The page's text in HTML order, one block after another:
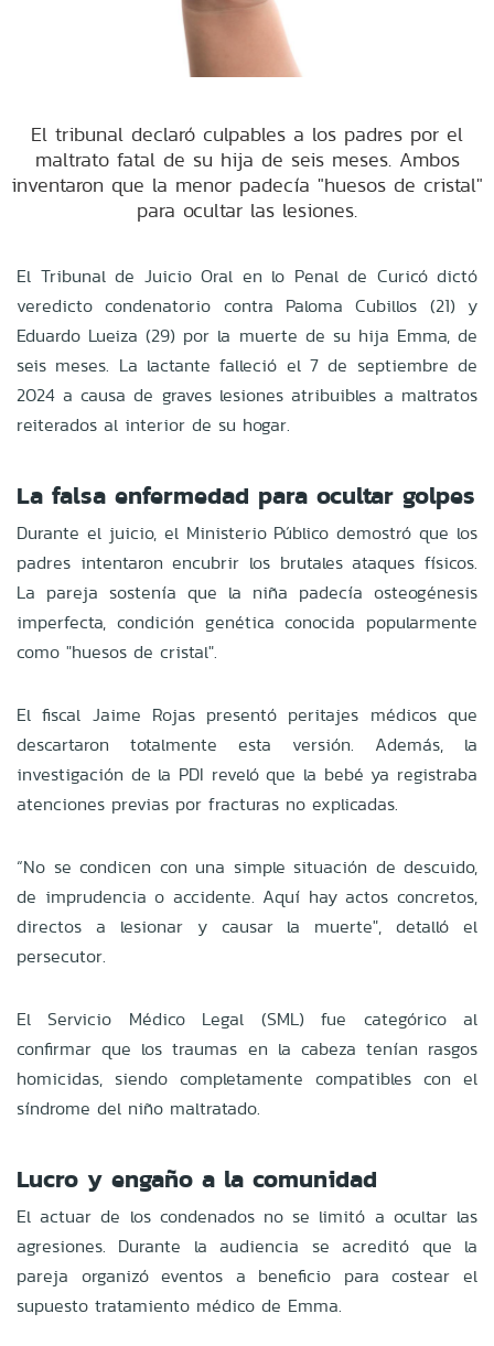
El tribunal declaró culpables a los padres por el
maltrato fatal de su hija de seis meses. Ambos
inventaron que la menor padecía "huesos de cristal"
para ocultar las lesiones.
El Tribunal de Juicio Oral en lo Penal de Curicó dictó
veredicto condenatorio contra Paloma Cubillos (21) y
Eduardo Lueiza (29) por la muerte de su hija Emma, de
seis meses. La lactante falleció el 7 de septiembre de
2024 a causa de graves lesiones atribuibles a maltratos
reiterados al interior de su hogar.
La falsa enfermedad para ocultar golpes
Durante el juicio, el Ministerio Público demostró que los
padres intentaron encubrir los brutales ataques físicos.
La pareja sostenía que la niña padecía osteogénesis
imperfecta, condición genética conocida popularmente
como "huesos de cristal".
El fiscal Jaime Rojas presentó peritajes médicos que
descartaron totalmente esta versión. Además, la
investigación de la PDI reveló que la bebé ya registraba
atenciones previas por fracturas no explicadas.
“No se condicen con una simple situación de descuido,
de imprudencia o accidente. Aquí hay actos concretos,
directos a lesionar y causar la muerte", detalló el
persecutor.
El Servicio Médico Legal (SML) fue categórico al
confirmar que los traumas en la cabeza tenían rasgos
homicidas, siendo completamente compatibles con el
síndrome del niño maltratado.
Lucro y engaño a la comunidad
El actuar de los condenados no se limitó a ocultar las
agresiones. Durante la audiencia se acreditó que la
pareja organizó eventos a beneficio para costear el
supuesto tratamiento médico de Emma.